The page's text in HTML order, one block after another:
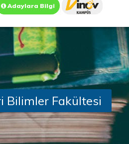
Adaylara Bilgi
Bilimler Fakültesi